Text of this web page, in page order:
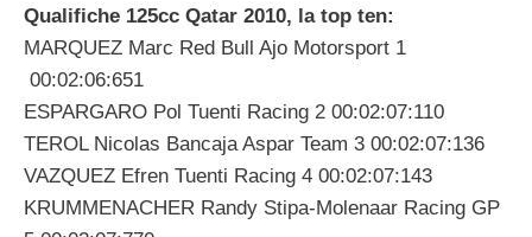
Qualifiche 125cc Qatar 2010, la top ten:
MARQUEZ Marc Red Bull Ajo Motorsport 1
00:02:06:651
ESPARGARO Pol Tuenti Racing 2 00:02:07:110
TEROL Nicolas Bancaja Aspar Team 3 00:02:07:136
VAZQUEZ Efren Tuenti Racing 4 00:02:07:143
KRUMMENACHER Randy Stipa-Molenaar Racing GP